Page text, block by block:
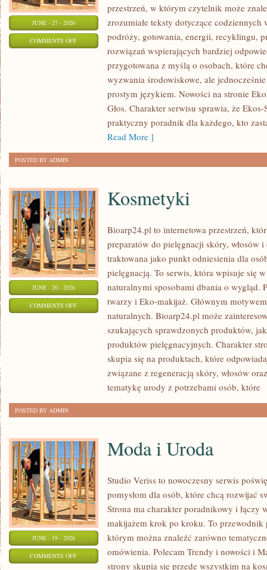
JUNE - 27 - 2026
COMMENTS OFFON
TECHNOLOGIE
przestrzeń, w którym czytelnik może
zrozumiałe teksty dotyczące
podróży, gotowania, energii, recyklingu,
rozwiązań wspierających bardziej
przygotowana z myślą o osobach, które
wyzwania środowiskowe, ale
prostym językiem. Nowości na stronie
Głos. Charakter serwisu sprawia, że
praktyczny poradnik dla każdego, kto
Read More ]
POSTED BY ADMIN
JUNE - 20 - 2026
COMMENTS OFFON
KOSMETYKI
Kosmetyki
Bioarp24.pl to internetowa przestrzeń,
preparatów do pielęgnacji skóry, włosów i
traktowana jako punkt odniesienia dla
pielęgnacją. To serwis, która wpisuje się
naturalnymi sposobami dbania o wygląd.
twarzy i Eko-makijaż. Głównym
naturalnych. Bioarp24.pl może
szukających sprawdzonych produktów,
produktów pielęgnacyjnych. Charakter
skupia się na produktach, które
związane z regeneracją skóry, włosów
tematykę urody z potrzebami osób, które
POSTED BY ADMIN
JUNE - 19 - 2026
COMMENTS OFFON
Moda i Uroda
Studio Veriss to nowoczesny serwis
pomysłom dla osób, które chcą rozwijać
Strona ma charakter poradnikowy i łączy
makijażem krok po kroku. To
którym można znaleźć zarówno
omówienia. Polecam Trendy i nowości i
strony skupia się przede wszystkim na